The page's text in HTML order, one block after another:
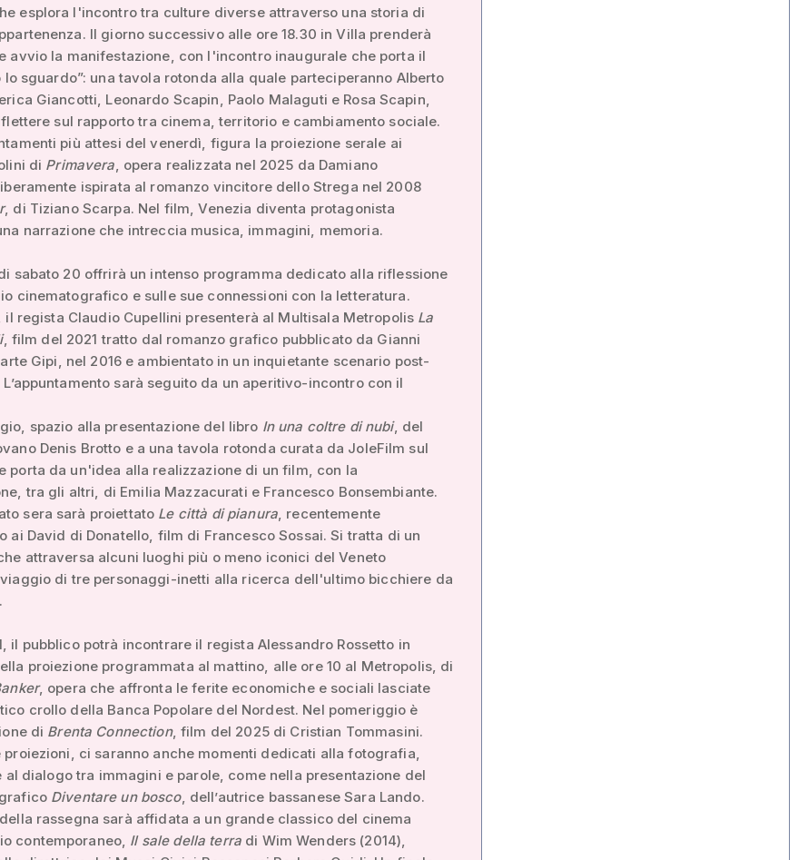
esplora l'incontro tra culture diverse attraverso una storia di
Il giorno successivo alle ore 18.30 in Villa prenderà
avvio la manifestazione, con l'incontro inaugurale che porta il
lo sguardo”: una tavola rotonda alla quale parteciperanno Alberto
Giancotti, Leonardo Scapin, Paolo Malaguti e Rosa Scapin,
sul rapporto tra cinema, territorio e cambiamento sociale.
più attesi del venerdì, figura la proiezione serale ai
di Primavera , opera realizzata nel 2025 da Damiano
ispirata al romanzo vincitore dello Strega nel 2008
, di Tiziano Scarpa. Nel film, Venezia diventa protagonista
narrazione che intreccia musica, immagini, memoria.
sabato 20 offrirà un intenso programma dedicato alla riflessione
cinematografico e sulle sue connessioni con la letteratura.
il regista Claudio Cupellini presenterà al Multisala Metropolis La
, film del 2021 tratto dal romanzo grafico pubblicato da Gianni
Gipi, nel 2016 e ambientato in un inquietante scenario post-
sarà seguito da un aperitivo-incontro con il
spazio alla presentazione del libro In una coltre di nubi, del
Denis Brotto e a una tavola rotonda curata da JoleFilm sul
porta da un'idea alla realizzazione di un film, con la
tra gli altri, di Emilia Mazzacurati e Francesco Bonsembiante.
sera sarà proiettato Le città di pianura, recentemente
ai David di Donatello, film di Francesco Sossai. Si tratta di un
attraversa alcuni luoghi più o meno iconici del Veneto
di tre personaggi-inetti alla ricerca dell'ultimo bicchiere da
il pubblico potrà incontrare il regista Alessandro Rossetto in
proiezione programmata al mattino, alle ore 10 al Metropolis, di
, opera che affronta le ferite economiche e sociali lasciate
crollo della Banca Popolare del Nordest. Nel pomeriggio è
di Brenta Connection, film del 2025 di Cristian Tommasini.
proiezioni, ci saranno anche momenti dedicati alla fotografia,
dialogo tra immagini e parole, come nella presentazione del
Diventare un bosco, dell’autrice bassanese Sara Lando.
rassegna sarà affidata a un grande classico del cinema
contemporaneo, Il sale della terra di Wim Wenders (2014),